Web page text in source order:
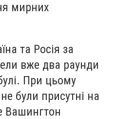
мирних
та Росія за
вже два раунди
При цьому
були присутні на
Вашингтон